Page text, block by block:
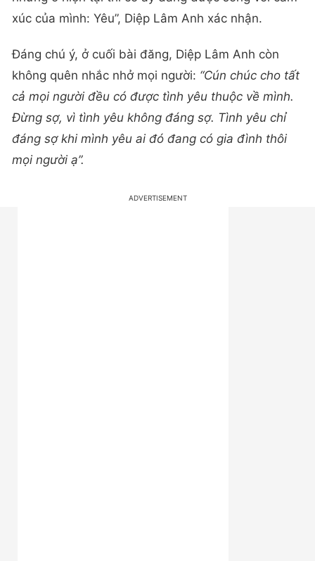
xúc của mình: Yêu”, Diệp Lâm Anh xác nhận.
Đáng chú ý, ở cuối bài đăng, Diệp Lâm Anh còn
không quên nhắc nhở mọi người: “Cún chúc cho tất
cả mọi người đều có được tình yêu thuộc về mình.
Đừng sợ, vì tình yêu không đáng sợ. Tình yêu chỉ
đáng sợ khi mình yêu ai đó đang có gia đình thôi
mọi người ạ”.